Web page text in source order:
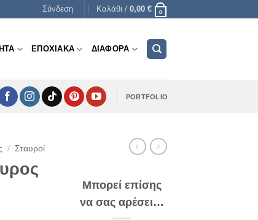
Σύνδεση Καλάθι / 0,00 € 0
ΕΠΟΧΙΑΚΑ ΔΙΑΦΟΡΑ
PORTFOLIO
/ Σταυροί
Μπορεί επίσης
να σας αρέσει…